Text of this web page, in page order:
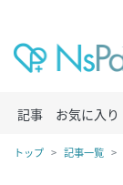
記事 お気に入り
トップ 記事一覧